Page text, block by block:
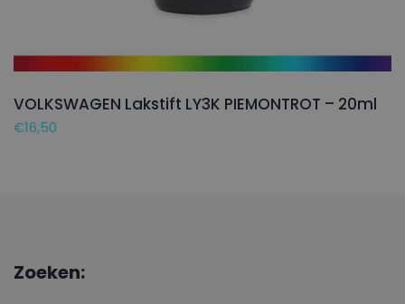
VOLKSWAGEN Lakstift LY3K PIEMONTROT – 20ml
€16,50
Zoeken: